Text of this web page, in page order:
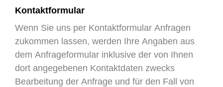
Kontaktformular
Wenn Sie uns per Kontaktformular Anfragen
zukommen lassen, werden Ihre Angaben aus
dem Anfrageformular inklusive der von Ihnen
dort angegebenen Kontaktdaten zwecks
Bearbeitung der Anfrage und für den Fall von